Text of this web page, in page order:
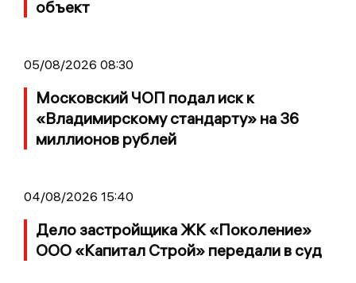
объект
05/08/2026 08:30
Московский ЧОП подал иск к
«Владимирскому стандарту» на 36
миллионов рублей
04/08/2026 15:40
Дело застройщика ЖК «Поколение»
ООО «Капитал Строй» передали в суд